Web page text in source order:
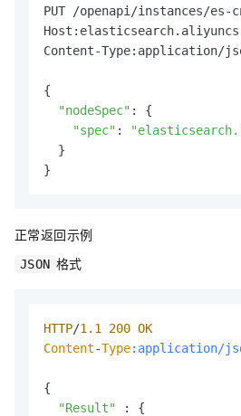
PUT /openapi/instances/es-
Content-Type:application/
{
"nodeSpec" : {
"spec" :
  }
}
正常返回示例
JSON 格式
HTTP/1.1 200 OK
Content-Type:application/
{
"Result"
: {